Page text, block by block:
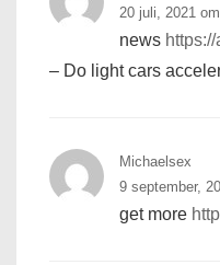
20 juli, 2021
news
– Do light cars
Michaelsex
9 september,
get more